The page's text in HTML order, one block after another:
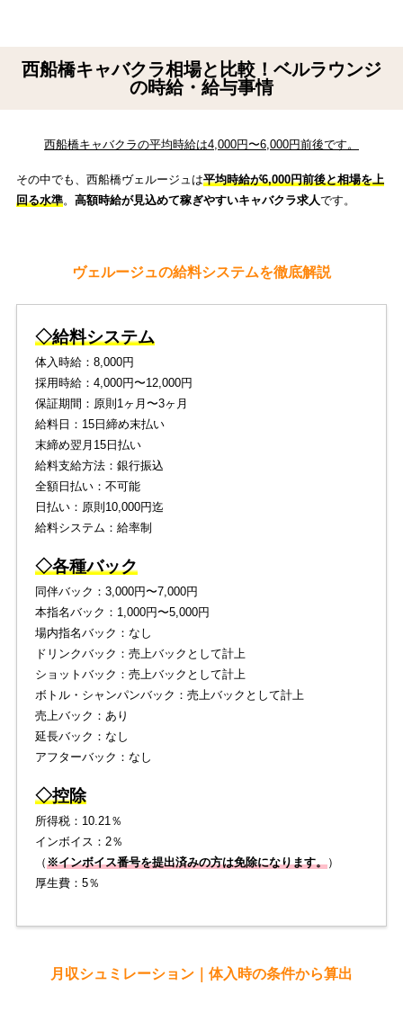
西船橋キャバクラ相場と比較！ベルラウンジ
の時給・給与事情
西船橋キャバクラの平均時給は4,000円〜6,000円前後です。
その中でも、西船橋ヴェルージュは平均時給が6,000円前後と相場を上
回る水準。 高額時給が見込めて稼ぎやすいキャバクラ求人です。
ヴェルージュの給料システムを徹底解説
◇給料システム
体入時給：8,000円
採用時給：4,000円〜12,000円
保証期間：原則1ヶ月〜3ヶ月
給料日：15日締め末払い
末締め翌月15日払い
給料支給方法：銀行振込
全額日払い：不可能
日払い：原則10,000円迄
給料システム：給率制
◇各種バック
同伴バック：3,000円〜7,000円
本指名バック：1,000円〜5,000円
場内指名バック：なし
ドリンクバック：売上バックとして計上
ショットバック：売上バックとして計上
ボトル・シャンパンバック：売上バックとして計上
売上バック：あり
延長バック：なし
アフターバック：なし
◇控除
所得税：10.21％
インボイス：2％
（※インボイス番号を提出済みの方は免除になります。）
厚生費：5％
月収シュミレーション｜体入時の条件から算出